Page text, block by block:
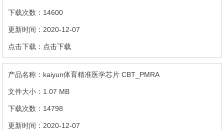
14600
2020-12-07
点击下载
kaiyun体育精准医学芯片 CBT_PMRA
1.07 MB
14798
2020-12-07